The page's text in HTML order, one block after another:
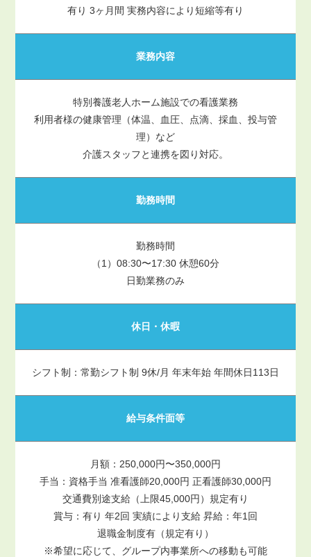
有り 3ヶ月間 実務内容により短縮等有り
業務内容
特別養護老人ホーム施設での看護業務
利用者様の健康管理（体温、血圧、点滴、採血、投与管
理）など
介護スタッフと連携を図り対応。
勤務時間
勤務時間
（1）08:30〜17:30 休憩60分
日勤業務のみ
休日・休暇
シフト制：常勤シフト制 9休/月 年末年始 年間休日113日
給与条件面等
月額：250,000円〜350,000円
手当：資格手当 准看護師20,000円 正看護師30,000円
交通費別途支給（上限45,000円）規定有り
賞与：有り 年2回 実績により支給 昇給：年1回
退職金制度有（規定有り）
※希望に応じて、グループ内事業所への移動も可能